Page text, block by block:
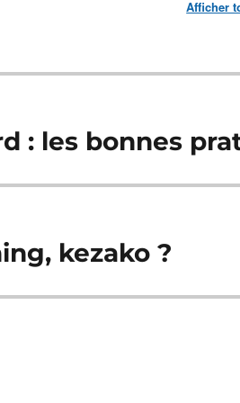
Afficher
: les bonnes
kezako ?